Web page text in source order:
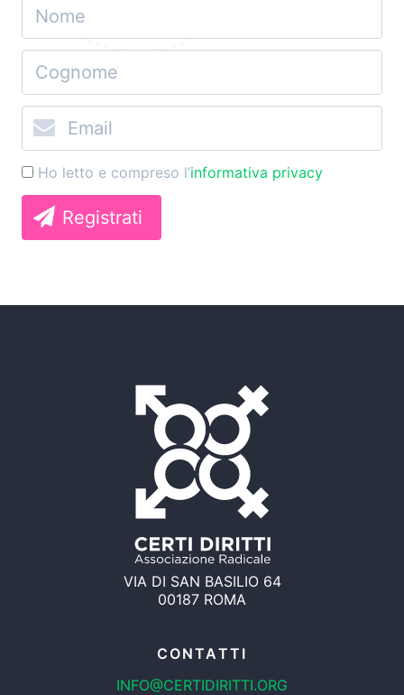
Ho letto e compreso l’informativa privacy
Registrati
VIA DI SAN BASILIO 64
00187 ROMA
CONTATTI
INFO@CERTIDIRITTI.ORG